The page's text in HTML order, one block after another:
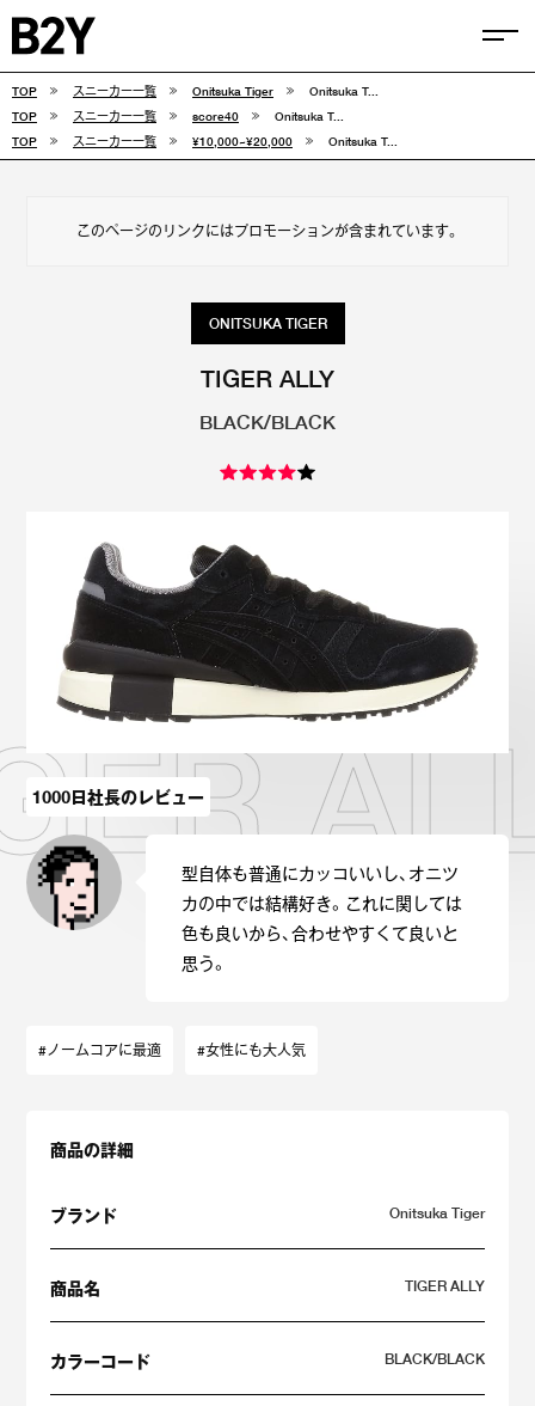
スニーカー診断
COLUMN
FEATURE
CONVERSE
Onitsuka Tiger
Reebok OTHERS
SEARCH SNEAKER
TOP スニーカー一覧 Onitsuka Tiger
Onitsuka T...
TOP
スニーカー一覧 score40
Onitsuka T...
TOP
スニーカー一覧 ¥10,000~¥20,000 Onitsuka T...
このページのリンクにはプロモーションが含まれています。
ONITSUKA TIGER
TIGER ALLY
BLACK/BLACK
1000日社長のレビュー
型自体も普通にカッコいいし、オニツ
カの中では結構好き。これに関しては
色も良いから、合わせやすくて良いと
思う。
#ノームコアに最適 #女性にも大人気
商品の詳細
ブランド Onitsuka Tiger
商品名 TIGER ALLY
カラーコード BLACK/BLACK